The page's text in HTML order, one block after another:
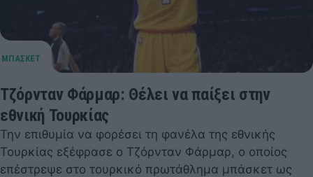
Τζόρνταν Φάρμαρ: Θέλει να παίξει στην
εθνική Τουρκίας
Την επιθυμία να φορέσει τη φανέλα της εθνικής
Τουρκίας εξέφρασε ο Τζόρνταν Φάρμαρ, ο οποίος
επέστρεψε στο τουρκικό πρωτάθλημα μπάσκετ ως